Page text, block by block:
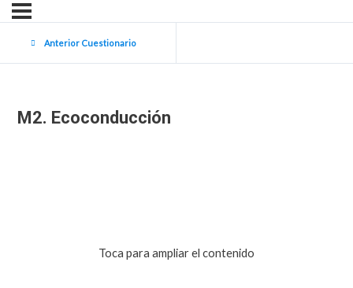
Anterior Cuestionario
M2. Ecoconducción
Toca para ampliar el contenido